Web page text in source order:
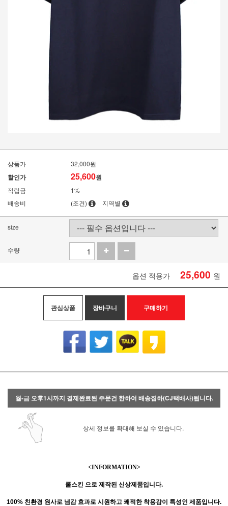
상품가 32,000원
할인가 25,600원
적립금
1%
배송비
(조건) 지역별
size
수량
옵션 적용가 25,600 원
관심상품 장바구니 구매하기
월-금 오후1시까지 결제완료된 주문건 한하여 배송집하(CJ택배사)됩니다.
상세 정보를 확대해 보실 수 있습니다.
<INFORMATION>
쿨스킨 으로 제작된 신상제품입니다.
100% 친환경 원사로 냄감 효과로 시원하고 쾌적한 착용감이 특성인 제품입니다.